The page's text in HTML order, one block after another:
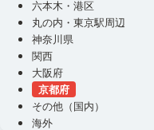
六本木・港区
丸の内・東京駅周辺
神奈川県
関西
大阪府
京都府
その他（国内）
海外